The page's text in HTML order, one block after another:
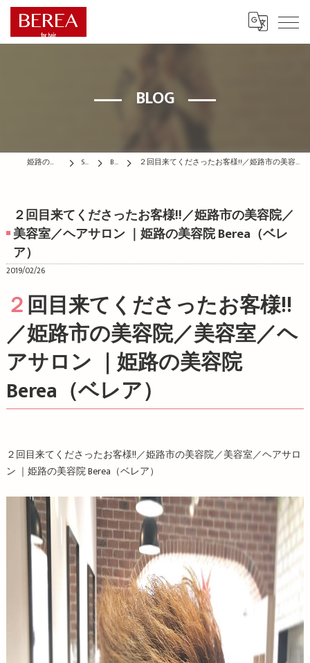
BLOG
姫路の美容院はBEREA STAFF BLOG ２回目来てくださったお客様!!／姫路市の美容院／美容室／ヘアサロン ｜姫路の美容院 Berea（ベレア）
２回目来てくださったお客様!!／姫路市の美容院／
美容室／ヘアサロン ｜姫路の美容院 Berea（ベレ
ア）
2019/02/26
２回目来てくださったお客様!!
／姫路市の美容院／美容室／ヘ
アサロン ｜姫路の美容院
Berea（ベレア）
２回目来てくださったお客様!!／姫路市の美容院／美容室／ヘアサロ
ン ｜姫路の美容院Berea （ベレア）